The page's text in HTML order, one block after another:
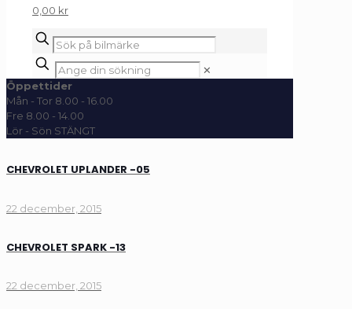
0,00 kr
✕
Öppettider
Mån - Tor 8.00 - 16.00
Fre 8.00 - 14.00
Lör - Sön STÄNGT
CHEVROLET UPLANDER -05
22 december, 2015
CHEVROLET SPARK -13
22 december, 2015